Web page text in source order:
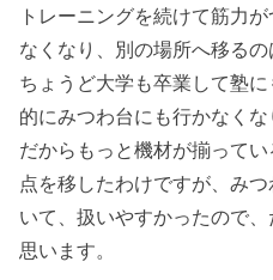
トレーニングを続けて筋力
なくなり、別の場所へ移るの
ちょうど大学も卒業して塾
的にみつわ台にも行かなくな
だからもっと機材が揃って
点を移したわけですが、み
いて、扱いやすかったので
思います。